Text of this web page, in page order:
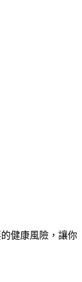
健康風險，讓你